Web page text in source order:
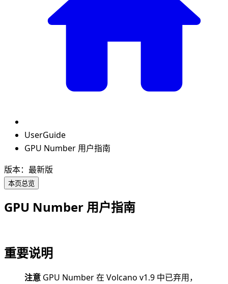
UserGuide
GPU Number 用户指南
版本：最新版
本页总览
GPU Number 用户指南
重要说明
注意 GPU Number 在 Volcano v1.9 中已弃用，